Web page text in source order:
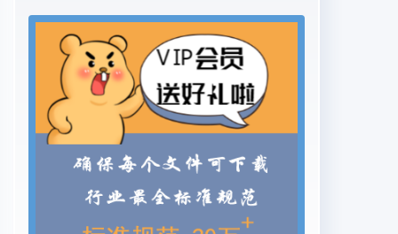
法等，但是，现阶段这些处理污水的方法都普遍存在
着净化成本高、净化效果不彻底、极易造成二次污
染.等多种问题。而近些年，随着生物技术的发展，
在净水方面也引入了生物技术。生物技术和与物理、
化学等处理方法最大的不同就是利用微生物能自身的
新陈代谢作用，来对污水中丰富的有机物进行分解，
吃掉污染，留下净水。而它发展的最大的优势就是成
本低廉但是效率极高。2生物膜法技术.生物膜法技术
是微生物附着在作为介质的滤料表面,生长成为--层
由微生物构成的膜。污水与之接触后，其中的溶解性